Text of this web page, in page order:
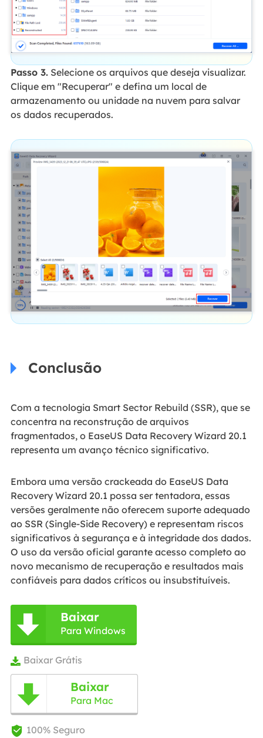
Passo 3.Selecione os arquivos que deseja visualizar.
Clique em "Recuperar" e defina um local de
armazenamento ou unidade na nuvem para salvar
os dados recuperados.
Conclusão
Com a tecnologia Smart Sector Rebuild (SSR), que se
concentra na reconstrução de arquivos
fragmentados, o EaseUS Data Recovery Wizard 20.1
representa um avanço técnico significativo.
Embora uma versão crackeada do EaseUS Data
Recovery Wizard 20.1 possa ser tentadora, essas
versões geralmente não oferecem suporte adequado
ao SSR (Single-Side Recovery) e representam riscos
significativos à segurança e à integridade dos dados.
O uso da versão oficial garante acesso completo ao
novo mecanismo de recuperação e resultados mais
confiáveis para dados críticos ou insubstituíveis.
 Baixar
Para Windows
 Baixar Grátis
 Baixar
Para Mac
 100% Seguro